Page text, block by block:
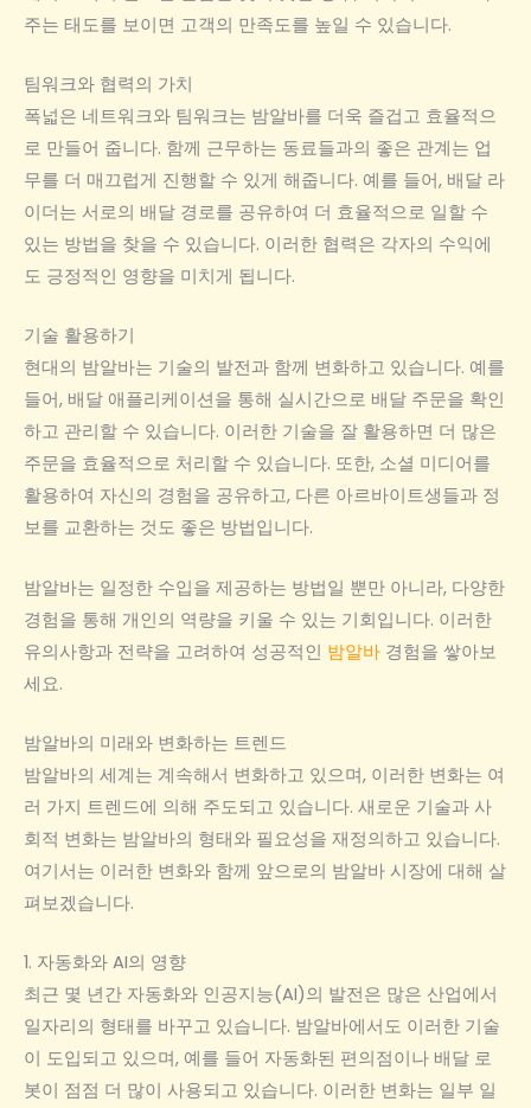
주는 태도를 보이면 고객의 만족도를 높일 수 있습니다.
팀워크와 협력의 가치
폭넓은 네트워크와 팀워크는 밤알바를 더욱 즐겁고 효율적으
로 만들어 줍니다. 함께 근무하는 동료들과의 좋은 관계는 업
무를 더 매끄럽게 진행할 수 있게 해줍니다. 예를 들어, 배달 라
이더는 서로의 배달 경로를 공유하여 더 효율적으로 일할 수
있는 방법을 찾을 수 있습니다. 이러한 협력은 각자의 수익에
도 긍정적인 영향을 미치게 됩니다.
기술 활용하기
현대의 밤알바는 기술의 발전과 함께 변화하고 있습니다. 예를
들어, 배달 애플리케이션을 통해 실시간으로 배달 주문을 확인
하고 관리할 수 있습니다. 이러한 기술을 잘 활용하면 더 많은
주문을 효율적으로 처리할 수 있습니다. 또한, 소셜 미디어를
활용하여 자신의 경험을 공유하고, 다른 아르바이트생들과 정
보를 교환하는 것도 좋은 방법입니다.
밤알바는 일정한 수입을 제공하는 방법일 뿐만 아니라, 다양한
경험을 통해 개인의 역량을 키울 수 있는 기회입니다. 이러한
유의사항과 전략을 고려하여 성공적인 밤알바 경험을 쌓아보
세요.
밤알바의 미래와 변화하는 트렌드
밤알바의 세계는 계속해서 변화하고 있으며, 이러한 변화는 여
러 가지 트렌드에 의해 주도되고 있습니다. 새로운 기술과 사
회적 변화는 밤알바의 형태와 필요성을 재정의하고 있습니다.
여기서는 이러한 변화와 함께 앞으로의 밤알바 시장에 대해 살
펴보겠습니다.
1. 자동화와 AI의 영향
최근 몇 년간 자동화와 인공지능(AI)의 발전은 많은 산업에서
일자리의 형태를 바꾸고 있습니다. 밤알바에서도 이러한 기술
이 도입되고 있으며, 예를 들어 자동화된 편의점이나 배달 로
봇이 점점 더 많이 사용되고 있습니다. 이러한 변화는 일부 일